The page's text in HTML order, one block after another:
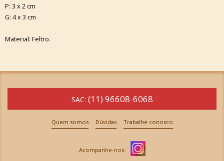
P: 3 x 2 cm
G: 4 x 3 cm
Material: Feltro.
SAC: (11) 96608-6068
Quem somos Dúvidas Trabalhe conosco